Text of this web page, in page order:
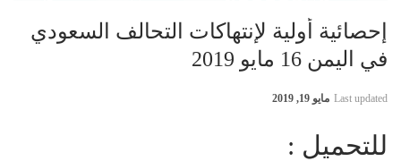
إحصائية أولية لإنتهاكات التحالف السعودي
في اليمن 16 مايو 2019
Last updated مايو 19, 2019
للتحميل :